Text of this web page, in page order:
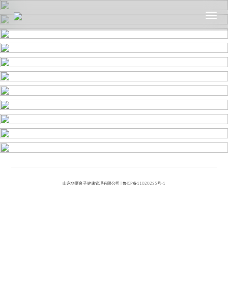
山东华夏良子健康管理有限公司 | 鲁ICP备11020235号-1